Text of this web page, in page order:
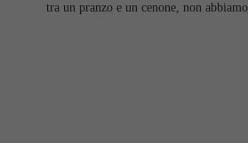
tra un pranzo e un cenone, non